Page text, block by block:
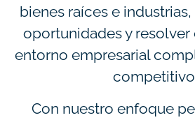
bienes raíces e
oportunidades y resolver
entorno empresarial
Con nuestro enfoque